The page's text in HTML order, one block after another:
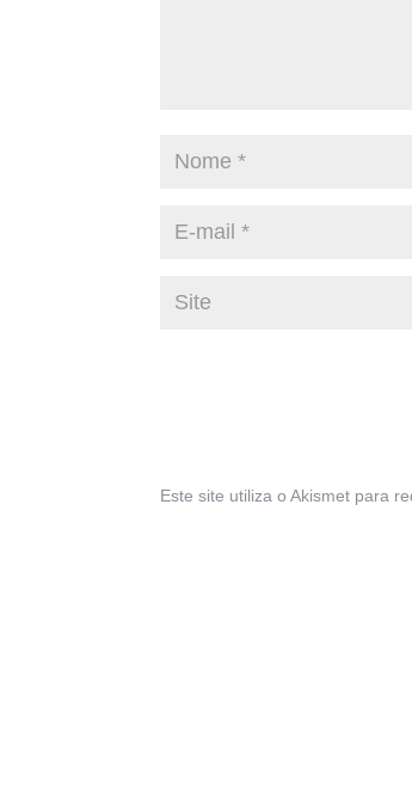
Este site utiliza o Akismet para